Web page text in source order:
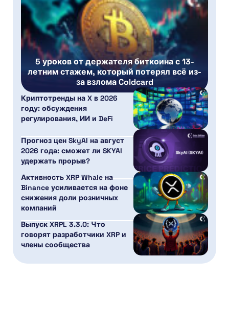
5 уроков от держателя биткоина с 13-
летним стажем, который потерял всё из-
за взлома Coldcard
Криптотренды на X в 2026
году: обсуждения
регулирования, ИИ и DeFi
Прогноз цен SkyAI на август
2026 года: сможет ли SKYAI
удержать прорыв?
Активность XRP Whale на
Binance усиливается на фоне
снижения доли розничных
компаний
Выпуск XRPL 3.3.0: Что
говорят разработчики XRP и
члены сообщества